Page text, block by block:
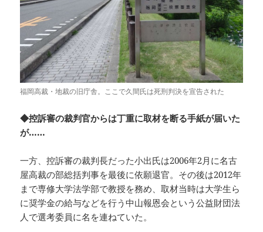
福岡高裁・地裁の旧庁舎。ここで久間氏は死刑判決を宣告された
◆控訴審の裁判官からは丁重に取材を断る手紙が届いた
が……
一方、控訴審の裁判長だった小出氏は2006年2月に名古
屋高裁の部総括判事を最後に依願退官。その後は2012年
まで専修大学法学部で教授を務め、取材当時は大学生ら
に奨学金の給与などを行う中山報恩会という公益財団法
人で選考委員に名を連ねていた。